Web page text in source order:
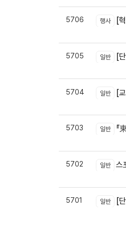
5706 행사 [
5705 일반 [
5704 일반 [
5703 일반 『
5702 일반 스
5701 일반 [